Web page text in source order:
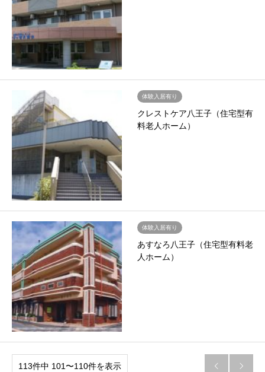
体験入居有り
クレストケア八王子（住宅型有
料老人ホーム）
体験入居有り
あすなろ八王子（住宅型有料老
人ホーム）
113件中 101〜110件を表示  